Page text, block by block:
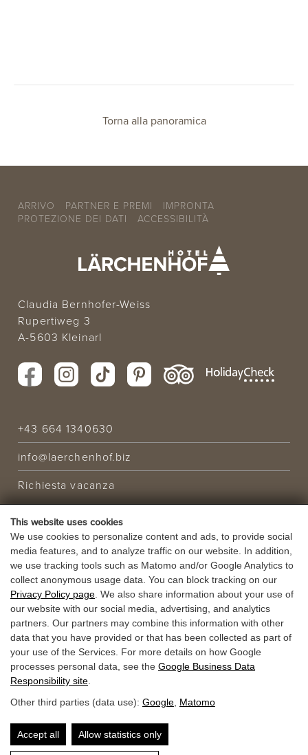
This website uses cookies
We use cookies to personalize content and ads, to provide social
media features, and to analyze traffic on our website. In addition,
we use tracking tools such as Matomo and/or Google Analytics to
collect anonymous usage data. You can block tracking on our
Privacy Policy page . We also share information about your use of
our website with our social media, advertising, and analytics
partners. Our partners may combine this information with other
data that you have provided or that has been collected as part of
your use of the Services. For more details on how Google
processes personal data, see the Google Business Data
Responsibility site
Other third parties (data use): Google Matomo
Accept all Allow statistics only
Torna alla panoramica
ARRIVO PARTNER E PREMI
IMPRONTA
PROTEZIONE DEI DATI
ACCESSIBILITÀ
Claudia Bernhofer-Weiss
Rupertiweg 3
A-5603 Kleinarl
+43 664 1340630
info@laerchenhof.biz
Richiesta vacanza
OFFERTA
VACANZA
BUONI